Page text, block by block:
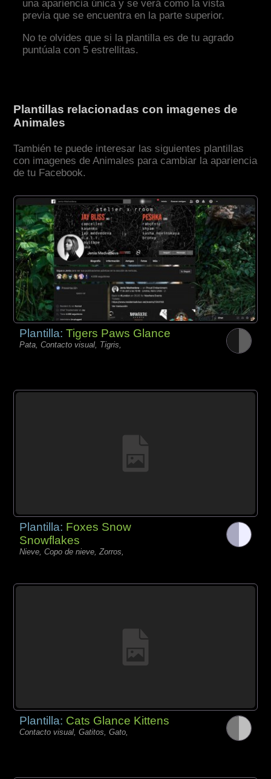
una apariencia única y se verá como la vista
previa que se encuentra en la parte superior.
No te olvides que si la plantilla es de tu agrado
puntúala con 5 estrellitas.
Plantillas relacionadas con imagenes de
Animales
También te puede interesar las siguientes plantillas
con imagenes de Animales para cambiar la apariencia
de tu Facebook.
Plantilla:Tigers Paws Glance
Pata, Contacto visual, Tigris,
Plantilla: Foxes Snow
Snowflakes
Nieve, Copo de nieve, Zorros,
Plantilla: Cats Glance Kittens
Contacto visual, Gatitos, Gato,